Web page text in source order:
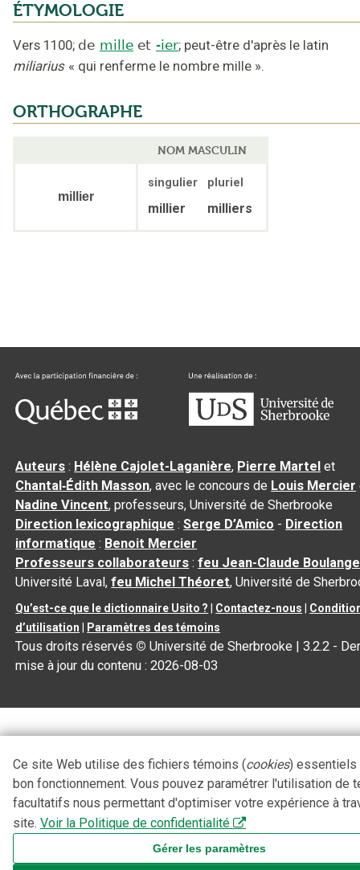
ÉTYMOLOGIE
Vers 1100; de mille et -ier; peut-être d'après le latin
miliarius « qui renferme le nombre mille ».
ORTHOGRAPHE
NOM MASCULIN
millier
singulier pluriel
millier milliers
Auteurs : Hélène Cajolet-Laganière, Pierre Martel et
Chantal‑Édith Masson, avec le concours de Louis Mercier
Nadine Vincent, professeurs, Université de Sherbrooke
Direction lexicographique :Serge D’Amico - Direction
informatique : Benoit Mercier
Professeurs collaborateurs :feu Jean-Claude
Université Laval,feu Michel Théoret, Université de
Qu’est-ce que le dictionnaire Usito ? Contactez-nous
d’utilisation
Paramètres des témoins
Tous droits réservés © Université de Sherbrooke |3.2.2 -
mise à jour du contenu :2026-08-03
Ce site Web utilise des fichiers témoins (cookies) essentiels
bon fonctionnement. Vous pouvez paramétrer l'utilisation de
facultatifs nous permettant d'optimiser votre expérience à
site. Voir la Politique de confidentialité
Gérer les paramètres